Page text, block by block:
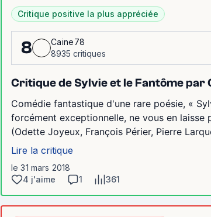
Critique positive la plus appréciée
8
Caine78
8935 critiques
Critique de Sylvie et le Fantôme par
Comédie fantastique d'une rare poésie, «
forcément exceptionnelle, ne vous en
(Odette Joyeux, François Périer, Pierre
Lire la critique
le 31 mars 2018
4 j'aime
1 361